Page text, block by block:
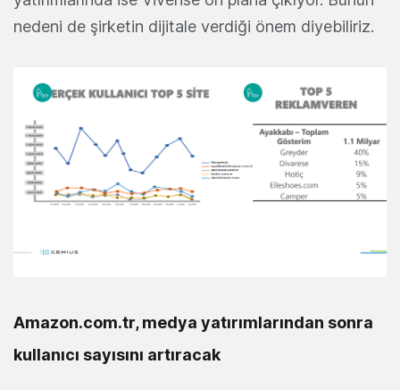
nedeni de şirketin dijitale verdiği önem diyebiliriz.
Amazon.com.tr, medya yatırımlarından sonra
kullanıcı sayısını artıracak